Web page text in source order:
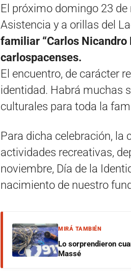
El próximo domingo 23
Asistencia y a orillas del
familiar “Carlos Nicandro
carlospacenses.
El encuentro, de carácter
identidad. Habrá muchas
culturales para toda la
Para dicha celebración, la
actividades recreativas,
noviembre, Día de la
nacimiento de nuestro
MIRÁ TAMBIÉN
Lo sorprendieron
Massé